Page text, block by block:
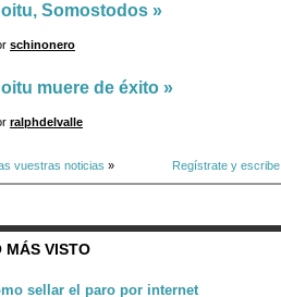
Somostodos »
schinonero
muere de éxito »
ralphdelvalle
vuestras noticias » Regístrate y escribe
MÁS VISTO
sellar el paro por internet